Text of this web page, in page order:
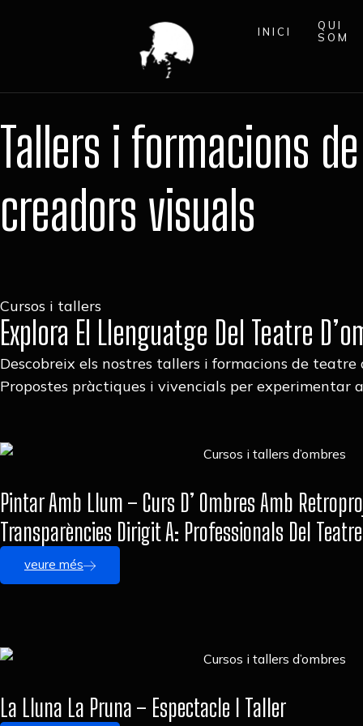
INICI
QUI
SOM
Tallers i formacions
creadors visuals
Cursos i tallers
Explora El Llenguatge Del Teatre
Descobreix els nostres tallers i formacions de teatre
Propostes pràctiques i vivencials per experimentar
Pintar Amb Llum – Curs D’ Ombres Amb
Transparències Dirigit A: Professionals Del
veure més
La Lluna La Pruna – Espectacle I Taller